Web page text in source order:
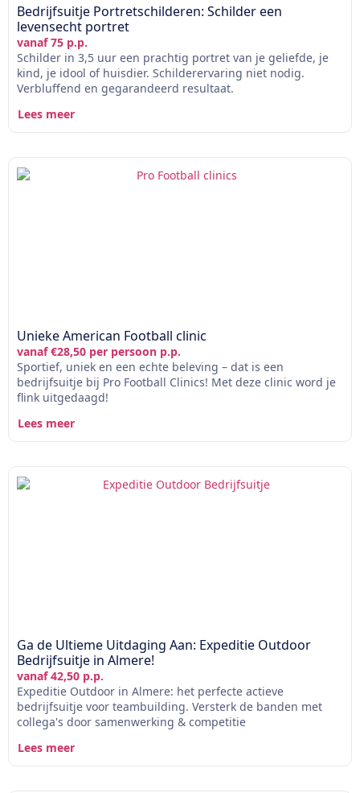
Bedrijfsuitje Portretschilderen: Schilder een
levensecht portret
vanaf 75 p.p.
Schilder in 3,5 uur een prachtig portret van je geliefde, je
kind, je idool of huisdier. Schilderervaring niet nodig.
Verbluffend en gegarandeerd resultaat.
Lees meer
Unieke American Football clinic
vanaf €28,50 per persoon p.p.
Sportief, uniek en een echte beleving – dat is een
bedrijfsuitje bij Pro Football Clinics! Met deze clinic word je
flink uitgedaagd!
Lees meer
Ga de Ultieme Uitdaging Aan: Expeditie Outdoor
Bedrijfsuitje in Almere!
vanaf 42,50 p.p.
Expeditie Outdoor in Almere: het perfecte actieve
bedrijfsuitje voor teambuilding. Versterk de banden met
collega's door samenwerking & competitie
Lees meer